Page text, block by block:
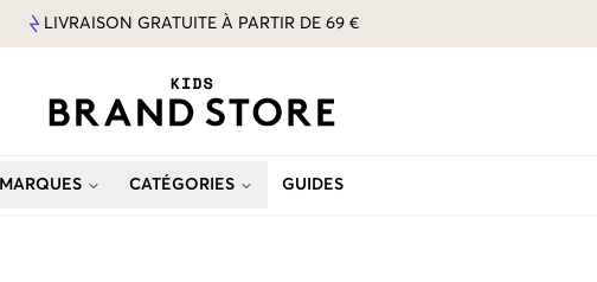
LIVRAISON GRATUITE À PARTIR DE 69 €
MARQUES CATÉGORIES GUIDES